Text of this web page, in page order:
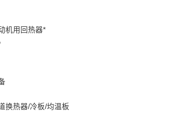
机用回热器*
换热器/冷板/均温板